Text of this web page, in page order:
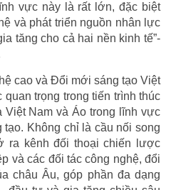
vực này là rất lớn, đặc biệt
và phát triển nguồn nhân lực
tăng cho cả hai nền kinh tế”-
cao và Đổi mới sáng tạo Việt
trọng trong tiến trình thúc
Nam và Áo trong lĩnh vực
Không chỉ là cầu nối song
ra kênh đối thoại chiến lược
và các đối tác công nghệ, đổi
châu Âu, góp phần đa dạng